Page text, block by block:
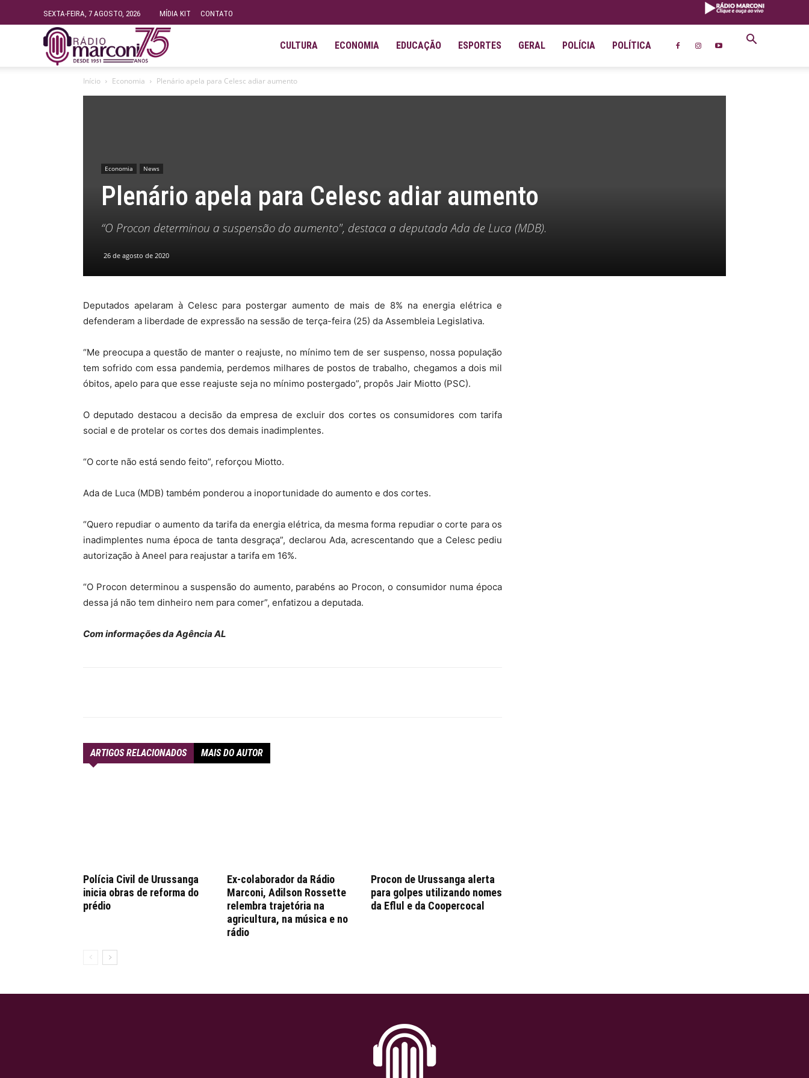
SEXTA-FEIRA, 7 AGOSTO, 2026 MÍDIA KIT CONTATO
Fundação
CULTURA ECONOMIA EDUCAÇÃO ESPORTES GERAL POLÍCIA POLÍTICA
Início Economia Plenário apela para Celesc adiar aumento
Economia News
Plenário apela para Celesc adiar aumento
“O Procon determinou a suspensão do aumento", destaca a deputada Ada de Luca (MDB).
26 de agosto de 2020
Deputados apelaram à Celesc para postergar aumento de mais de 8% na energia elétrica e
defenderam a liberdade de expressão na sessão de terça-feira (25) da Assembleia Legislativa.
“Me preocupa a questão de manter o reajuste, no mínimo tem de ser suspenso, nossa população
tem sofrido com essa pandemia, perdemos milhares de postos de trabalho, chegamos a dois mil
óbitos, apelo para que esse reajuste seja no mínimo postergado”, propôs Jair Miotto (PSC).
O deputado destacou a decisão da empresa de excluir dos cortes os consumidores com tarifa
social e de protelar os cortes dos demais inadimplentes.
“O corte não está sendo feito”, reforçou Miotto.
Ada de Luca (MDB) também ponderou a inoportunidade do aumento e dos cortes.
“Quero repudiar o aumento da tarifa da energia elétrica, da mesma forma repudiar o corte para os
inadimplentes numa época de tanta desgraça”, declarou Ada, acrescentando que a Celesc pediu
autorização à Aneel para reajustar a tarifa em 16%.
“O Procon determinou a suspensão do aumento, parabéns ao Procon, o consumidor numa época
dessa já não tem dinheiro nem para comer”, enfatizou a deputada.
Com informações da Agência AL
ARTIGOS RELACIONADOS MAIS DO AUTOR
Polícia Civil de Urussanga
inicia obras de reforma do
prédio
Ex-colaborador da Rádio
Marconi, Adilson Rossette
relembra trajetória na
agricultura, na música e no
rádio
Procon de Urussanga alerta
para golpes utilizando nomes
da Eflul e da Coopercocal